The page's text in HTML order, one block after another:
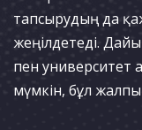
тапсырудың да
жеңілдетеді.
пен университет
мүмкін, бұл